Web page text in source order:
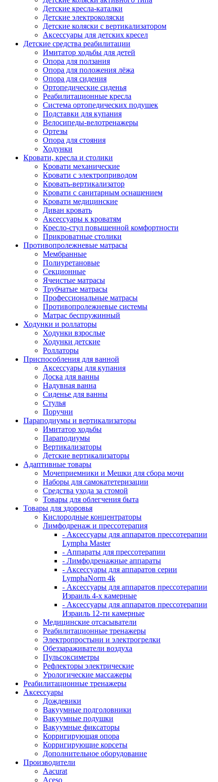
Детские кресла-каталки
Детские электроколяски
Детские коляски с вертикализатором
Аксессуары для детских кресел
Детские средства реабилитации
Имитатор ходьбы для детей
Опора для ползания
Опора для положения лёжа
Опора для сидения
Ортопедические сиденья
Реабилитационные кресла
Система ортопедических подушек
Подставки для купания
Велосипеды-велотренажеры
Ортезы
Опора для стояния
Ходунки
Кровати, кресла и столики
Кровати механические
Кровати с электроприводом
Кровать-вертикализатор
Кровати с санитарным оснащением
Кровати медицинские
Диван кровать
Аксессуары к кроватям
Кресло-стул повышенной комфортности
Прикроватные столики
Противопролежневые матрасы
Мембранные
Полиуретановые
Секционные
Ячеистые матрасы
Трубчатые матрасы
Профессиональные матрасы
Противопролежневые системы
Матрас беспружинный
Ходунки и роллаторы
Ходунки взрослые
Ходунки детские
Роллаторы
Приспособления для ванной
Аксессуары для купания
Доска для ванны
Надувная ванна
Сиденье для ванны
Стулья
Поручни
Параподиумы и вертикализаторы
Имитатор ходьбы
Параподиумы
Вертикализаторы
Детские вертикализаторы
Адаптивные товары
Мочеприемники и Мешки для сбора мочи
Наборы для самокатетеризации
Средства ухода за стомой
Товары для облегчения быта
Товары для здоровья
Кислородные концентраторы
Лимфодренаж и прессотерапия
- Аксессуары для аппаратов прессотерапии
Lympha Master
- Аппараты для прессотерапии
- Лимфодренажные аппараты
- Аксессуары для аппаратов серии
LymphaNorm 4k
- Аксессуары для аппаратов прессотерапии
Израиль 4-х камерные
- Аксессуары для аппаратов прессотерапии
Израиль 12-ти камерные
Медицинские отсасыватели
Реабилитационные тренажеры
Электропростыни и электрогрелки
Обеззараживатели воздуха
Пульсоксиметры
Рефлекторы электрические
Урологические массажеры
Реабилитационные тренажеры
Аксессуары
Дождевики
Вакуумные подголовники
Вакуумные подушки
Вакуумные фиксаторы
Корригирующая опора
Корригирующие корсеты
Дополнительное оборудование
Производители
Aacurat
Aceso